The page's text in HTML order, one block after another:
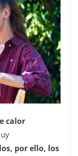
calor
por ello, los